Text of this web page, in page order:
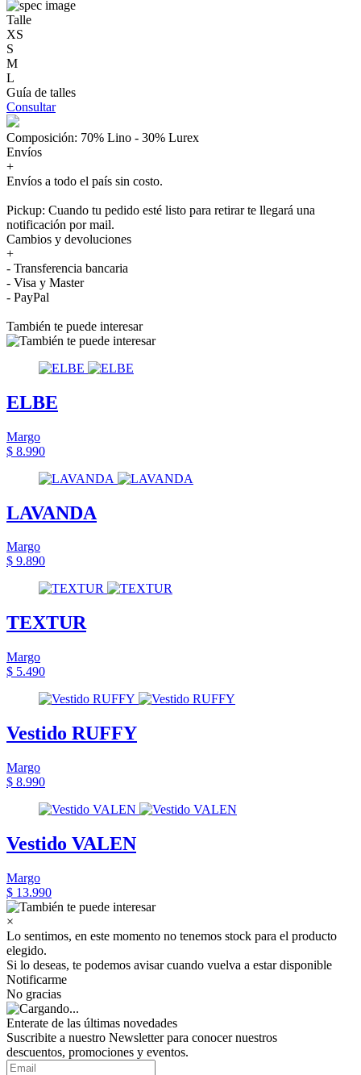
Talle
XS
S
M
L
Guía de talles
Consultar
Composición: 70% Lino - 30% Lurex
Envíos
+
Envíos a todo el país sin costo.
Pickup: Cuando tu pedido esté listo para retirar te llegará una
notificación por mail.
Cambios y devoluciones
+
- Transferencia bancaria
- Visa y Master
- PayPal
También te puede interesar
ELBE
Margo
$ 8.990
LAVANDA
Margo
$ 9.890
TEXTUR
Margo
$ 5.490
Vestido RUFFY
Margo
$ 8.990
Vestido VALEN
Margo
$ 13.990
×
Lo sentimos, en este momento no tenemos stock para el producto
elegido.
Si lo deseas, te podemos avisar cuando vuelva a estar disponible
Notificarme
No gracias
Enterate de las últimas novedades
Suscribite a nuestro Newsletter para conocer nuestros
descuentos, promociones y eventos.